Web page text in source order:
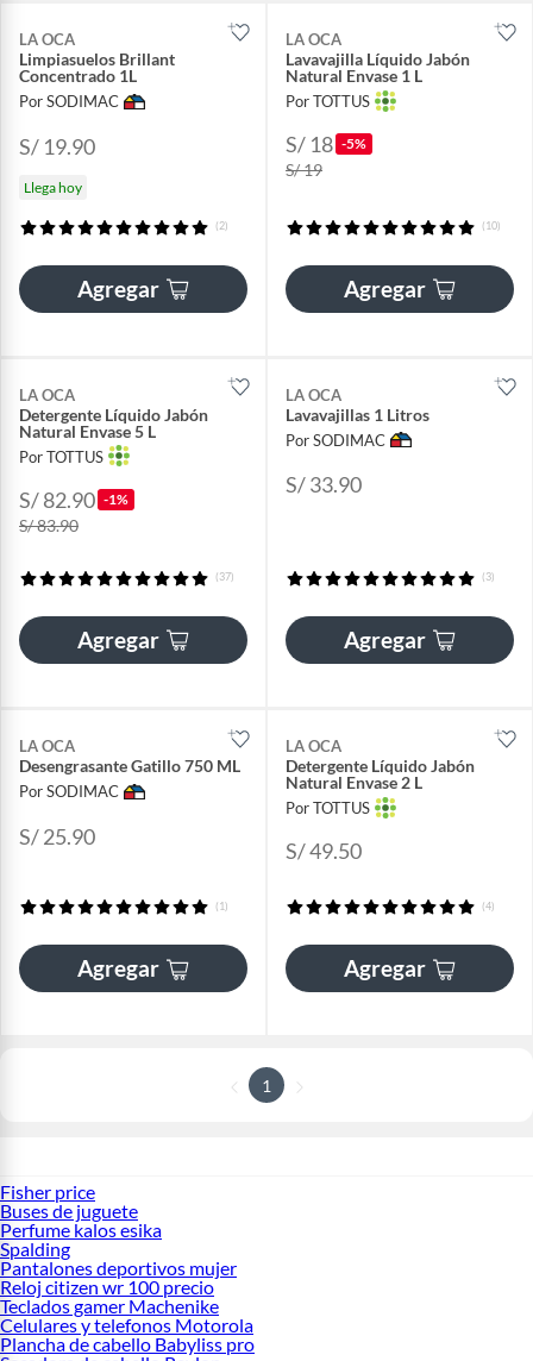
LA OCA
Limpiasuelos Brillant
Concentrado 1L
Por SODIMAC
S/ 19.90
Llega hoy
(2)
Agregar
LA OCA
Lavavajilla Líquido Jabón
Natural Envase 1 L
Por TOTTUS
S/ 18 -5%
S/ 19
(10)
Agregar
LA OCA
Detergente Líquido Jabón
Natural Envase 5 L
Por TOTTUS
S/ 82.90 -1%
S/ 83.90
(37)
Agregar
LA OCA
Lavavajillas 1 Litros
Por SODIMAC
S/ 33.90
(3)
Agregar
LA OCA
Desengrasante Gatillo 750 ML
Por SODIMAC
S/ 25.90
(1)
Agregar
LA OCA
Detergente Líquido Jabón
Natural Envase 2 L
Por TOTTUS
S/ 49.50
(4)
Agregar
1
Fisher price
Buses de juguete
Perfume kalos esika
Spalding
Pantalones deportivos mujer
Reloj citizen wr 100 precio
Teclados gamer Machenike
Celulares y telefonos Motorola
Plancha de cabello Babyliss pro